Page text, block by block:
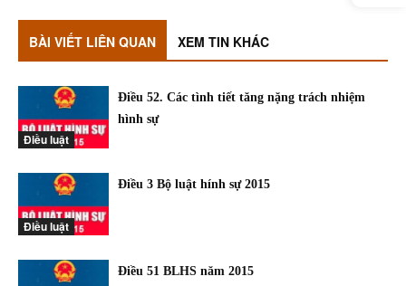
BÀI VIẾT LIÊN QUAN XEM TIN KHÁC
Điều luật
Điều 52. Các tình tiết tăng nặng trách nhiệm
hình sự
Điều luật
Điều 3 Bộ luật hính sự 2015
Điều 51 BLHS năm 2015